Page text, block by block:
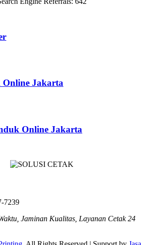
Online Jakarta
Online Jakarta
7239
Jaminan Kualitas, Layanan Cetak 24